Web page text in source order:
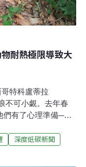
耐熱極限導致大
特科盧蒂拉
不可小覷。去年春
們有了心理準備──
也不例外，除了猴
熟、腐爛。科學家
深度低碳新聞